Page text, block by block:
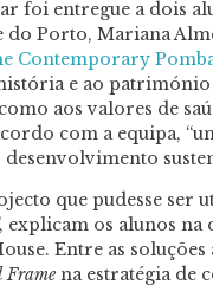
foi entregue a dois
Porto, Mariana
Contemporary
e ao
aos valores de
com a equipa,
que pudesse ser
explicam os alunos na
Entre as soluções
Frame na estratégia de